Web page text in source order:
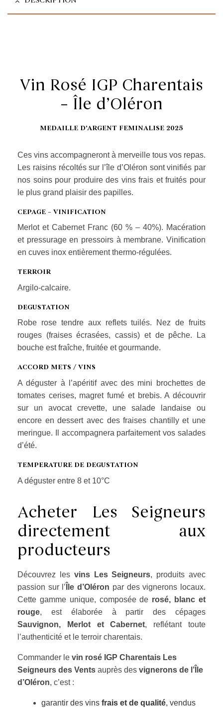
Vin Rosé IGP Charentais
– Île d’Oléron
MEDAILLE D’ARGENT FEMINALISE 2025
Ces vins accompagneront à merveille tous vos repas.
Les raisins récoltés sur l’île d’Oléron sont vinifiés par
nos soins pour produire des vins frais et fruités pour
le plus grand plaisir des papilles.
CEPAGE – VINIFICATION
Merlot et Cabernet Franc (60 % – 40%). Macération
et pressurage en pressoirs à membrane. Vinification
en cuves inox entièrement thermo-régulées.
TERROIR
Argilo-calcaire.
DEGUSTATION
Robe rose tendre aux reflets tuilés. Nez de fruits
rouges (fraises écrasées, cassis) et de pêche. La
bouche est fraîche, fruitée et gourmande.
ACCORD METS / VINS
A déguster à l’apéritif avec des mini brochettes de
tomates cerises, magret fumé et brebis. A découvrir
sur un avocat crevette, une salade landaise ou
encore en dessert avec des fraises chantilly et une
meringue. Il accompagnera parfaitement vos salades
d’été.
TEMPERATURE DE DEGUSTATION
A déguster entre 8 et 10°C
Acheter Les Seigneurs
directement aux
producteurs
Découvrez les vins Les Seigneurs, produits avec
passion sur l’ Île d’Oléron par des vignerons locaux.
Cette gamme unique, composée de rosé, blanc et
rouge, est élaborée à partir des cépages
Sauvignon, Merlot et Cabernet, reflétant toute
l’authenticité et le terroir charentais.
Commander le vin rosé IGP Charentais Les
Seigneurs des Vents auprès des vignerons de l’Île
d’Oléron, c’est :
garantir des vins frais et de qualité, vendus